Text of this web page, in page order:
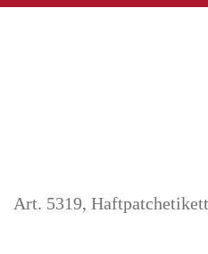
Art. 5319,